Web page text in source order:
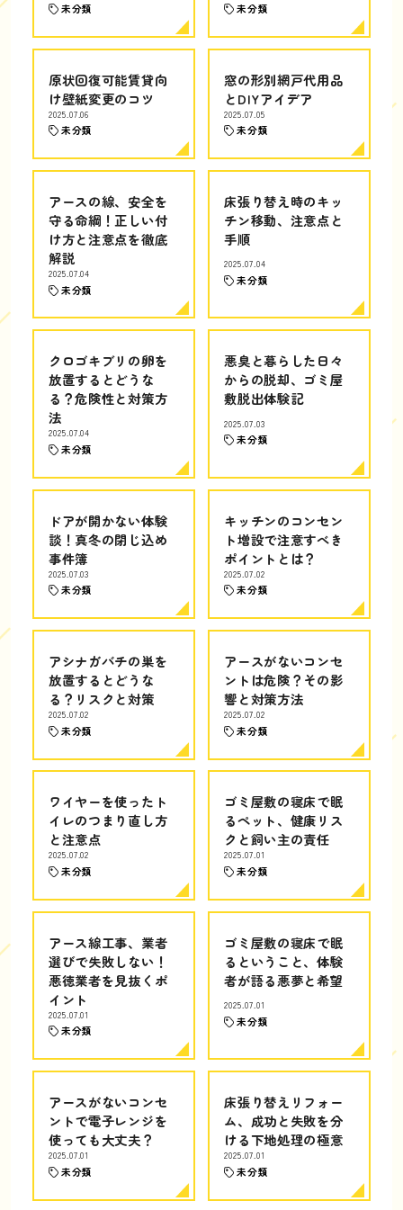
未分類 未分類
原状回復可能賃貸向
け壁紙変更のコツ
2025.07.06
未分類
窓の形別網戸代用品
とDIYアイデア
2025.07.05
未分類
アースの線、安全を
守る命綱！正しい付
け方と注意点を徹底
解説
2025.07.04
未分類
床張り替え時のキッ
チン移動、注意点と
手順
2025.07.04
未分類
クロゴキブリの卵を
放置するとどうな
る？危険性と対策方
法
2025.07.04
未分類
悪臭と暮らした日々
からの脱却、ゴミ屋
敷脱出体験記
2025.07.03
未分類
ドアが開かない体験
談！真冬の閉じ込め
事件簿
2025.07.03
未分類
キッチンのコンセン
ト増設で注意すべき
ポイントとは？
2025.07.02
未分類
アシナガバチの巣を
放置するとどうな
る？リスクと対策
2025.07.02
未分類
アースがないコンセ
ントは危険？その影
響と対策方法
2025.07.02
未分類
ワイヤーを使ったト
イレのつまり直し方
と注意点
2025.07.02
未分類
ゴミ屋敷の寝床で眠
るペット、健康リス
クと飼い主の責任
2025.07.01
未分類
アース線工事、業者
選びで失敗しない！
悪徳業者を見抜くポ
イント
2025.07.01
未分類
ゴミ屋敷の寝床で眠
るということ、体験
者が語る悪夢と希望
2025.07.01
未分類
アースがないコンセ
ントで電子レンジを
使っても大丈夫？
2025.07.01
未分類
床張り替えリフォー
ム、成功と失敗を分
ける下地処理の極意
2025.07.01
未分類